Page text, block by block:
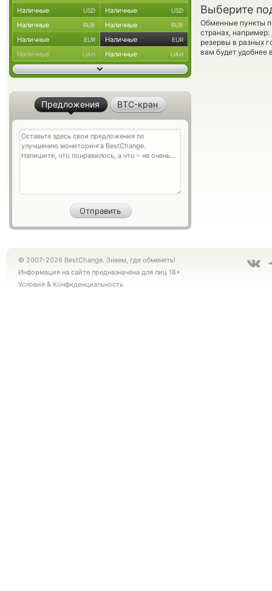
Выберите
Обменные пункты
странах, например:
резервы в разных
вам будет удобнее
Наличные USD Наличные USD
Наличные RUB Наличные RUB
Наличные EUR Наличные EUR
Наличные UAH Наличные UAH
Предложения BTC-кран
© 2007-2026 BestChange. Знаем, где обменять!
Информация на сайте предназначена для лиц 18+
Условия & Конфиденциальность